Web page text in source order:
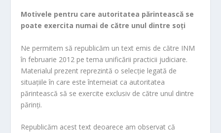
r
o
o
Motivele pentru care autoritatea părintească se
poate exercita numai de către unul dintre soţi
Ne permitem să republicăm un text emis de către INM
în februarie 2012 pe tema unificării practicii judiciare.
Materialul prezent reprezintă o selecţie legată de
situaţiile în care este întemeiat ca autoritatea
părintească să se exercite exclusiv de către unul dintre
părinţi.
Republicăm acest text deoarece am observat că